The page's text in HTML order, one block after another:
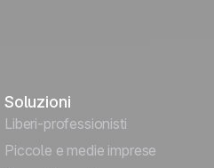
Soluzioni
Liberi-professionisti
Piccole e medie imprese